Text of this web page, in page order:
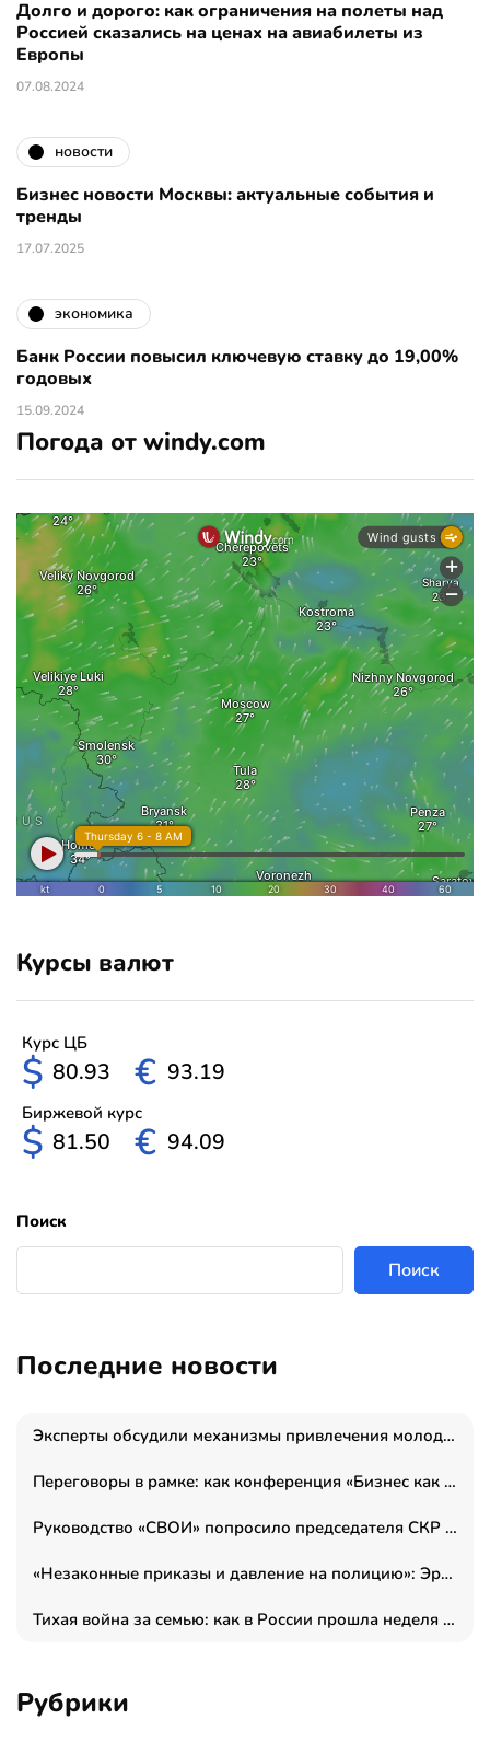
Долго и дорого: как ограничения на полеты над
Россией сказались на ценах на авиабилеты из
Европы
07.08.2024
новости
Бизнес новости Москвы: актуальные события и
тренды
17.07.2025
экономика
Банк России повысил ключевую ставку до 19,00%
годовых
15.09.2024
Погода от windy.com
Курсы валют
Курс ЦБ
$ 80.93 € 93.19
Биржевой курс
$ 81.50 € 94.09
Поиск
Поиск
Последние новости
Эксперты обсудили механизмы привлечения молодых специалистов в промышленные города
Переговоры в рамке: как конференция «Бизнес как искусство» переформатирует деловой этикет в стенах ТПП РФ
Руководство «СВОИ» попросило председателя СКР дать правовую оценку обысков в тыловом штабе
«Незаконные приказы и давление на полицию»: Эрнеста Султанова задержали у посольства Израиля во время одиночного пикета
Тихая война за семью: как в России прошла неделя правовой помощи
Рубрики